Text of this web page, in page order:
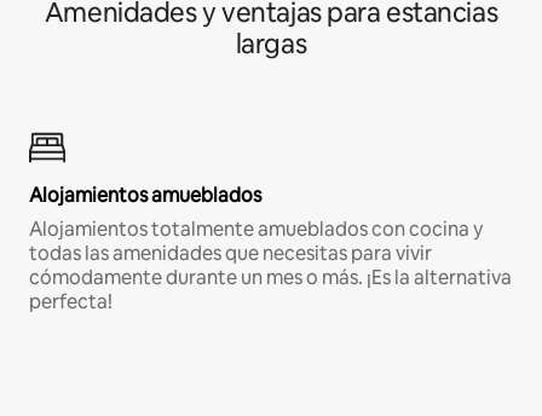
Amenidades y ventajas para estancias
largas
Alojamientos amueblados
Alojamientos totalmente amueblados con cocina y
todas las amenidades que necesitas para vivir
cómodamente durante un mes o más. ¡Es la alternativa
perfecta!